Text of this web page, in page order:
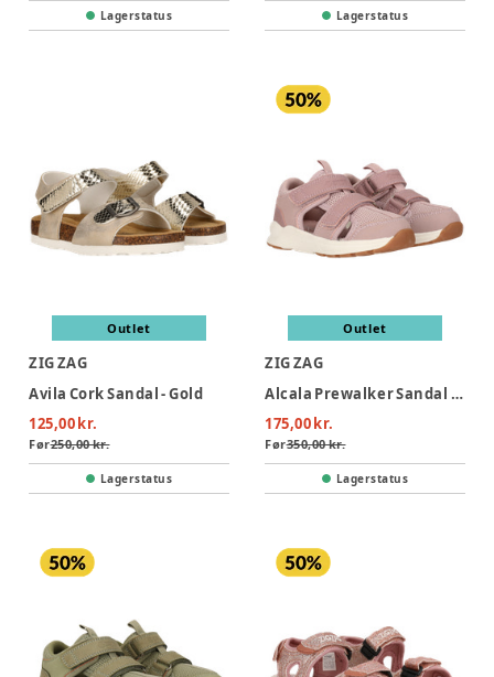
Lagerstatus Lagerstatus
Outlet
ZIG ZAG
Avila Cork Sandal - Gold
125,00 kr.
Før250,00 kr.
Lagerstatus
Outlet
ZIG ZAG
Alcala Prewalker Sandal - Keepsake Lilac
175,00 kr.
Før350,00 kr.
Lagerstatus